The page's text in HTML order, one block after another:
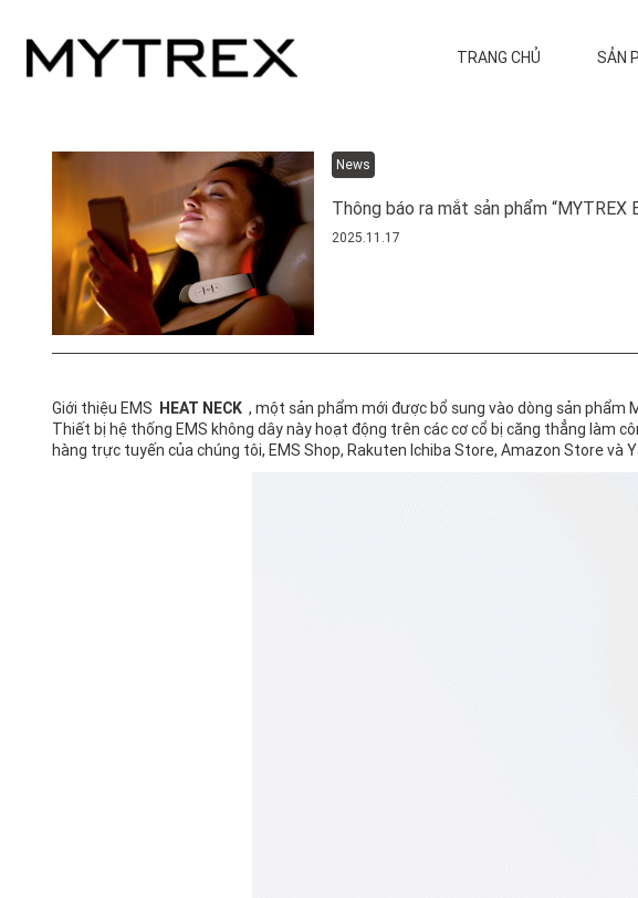
TRANG CHỦ SẢN
News
Thông báo ra mắt sản phẩm “MYTREX
2025.11.17
Giới thiệu EMS HEAT NECK , một sản phẩm mới được bổ sung vào dòng sản phẩm
Thiết bị hệ thống EMS không dây này hoạt động trên các cơ cổ bị căng thẳng làm
hàng trực tuyến của chúng tôi, EMS Shop, Rakuten Ichiba Store, Amazon Store và